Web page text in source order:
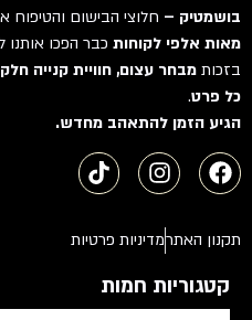
בושמטיק –חלוצי הבישום והטיפוח
מאות אלפי לקוחותכבר הפכו אותנו
בזכותמבחר עצום, חוויית קנייה
כל פרט.
הגיע הזמן להתאהב מחדש.
תקנון האתרמדיניות פרטיות
קטגוריות חמות